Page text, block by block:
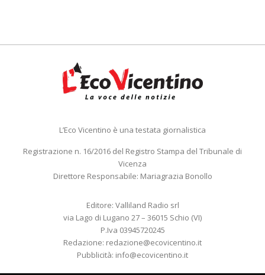
L’Eco Vicentino è una testata giornalistica
Registrazione n. 16/2016 del Registro Stampa del Tribunale di
Vicenza
Direttore Responsabile: Mariagrazia Bonollo
Editore: Valliland Radio srl
via Lago di Lugano 27 – 36015 Schio (VI)
P.Iva 03945720245
Redazione: redazione@ecovicentino.it
Pubblicità: info@ecovicentino.it